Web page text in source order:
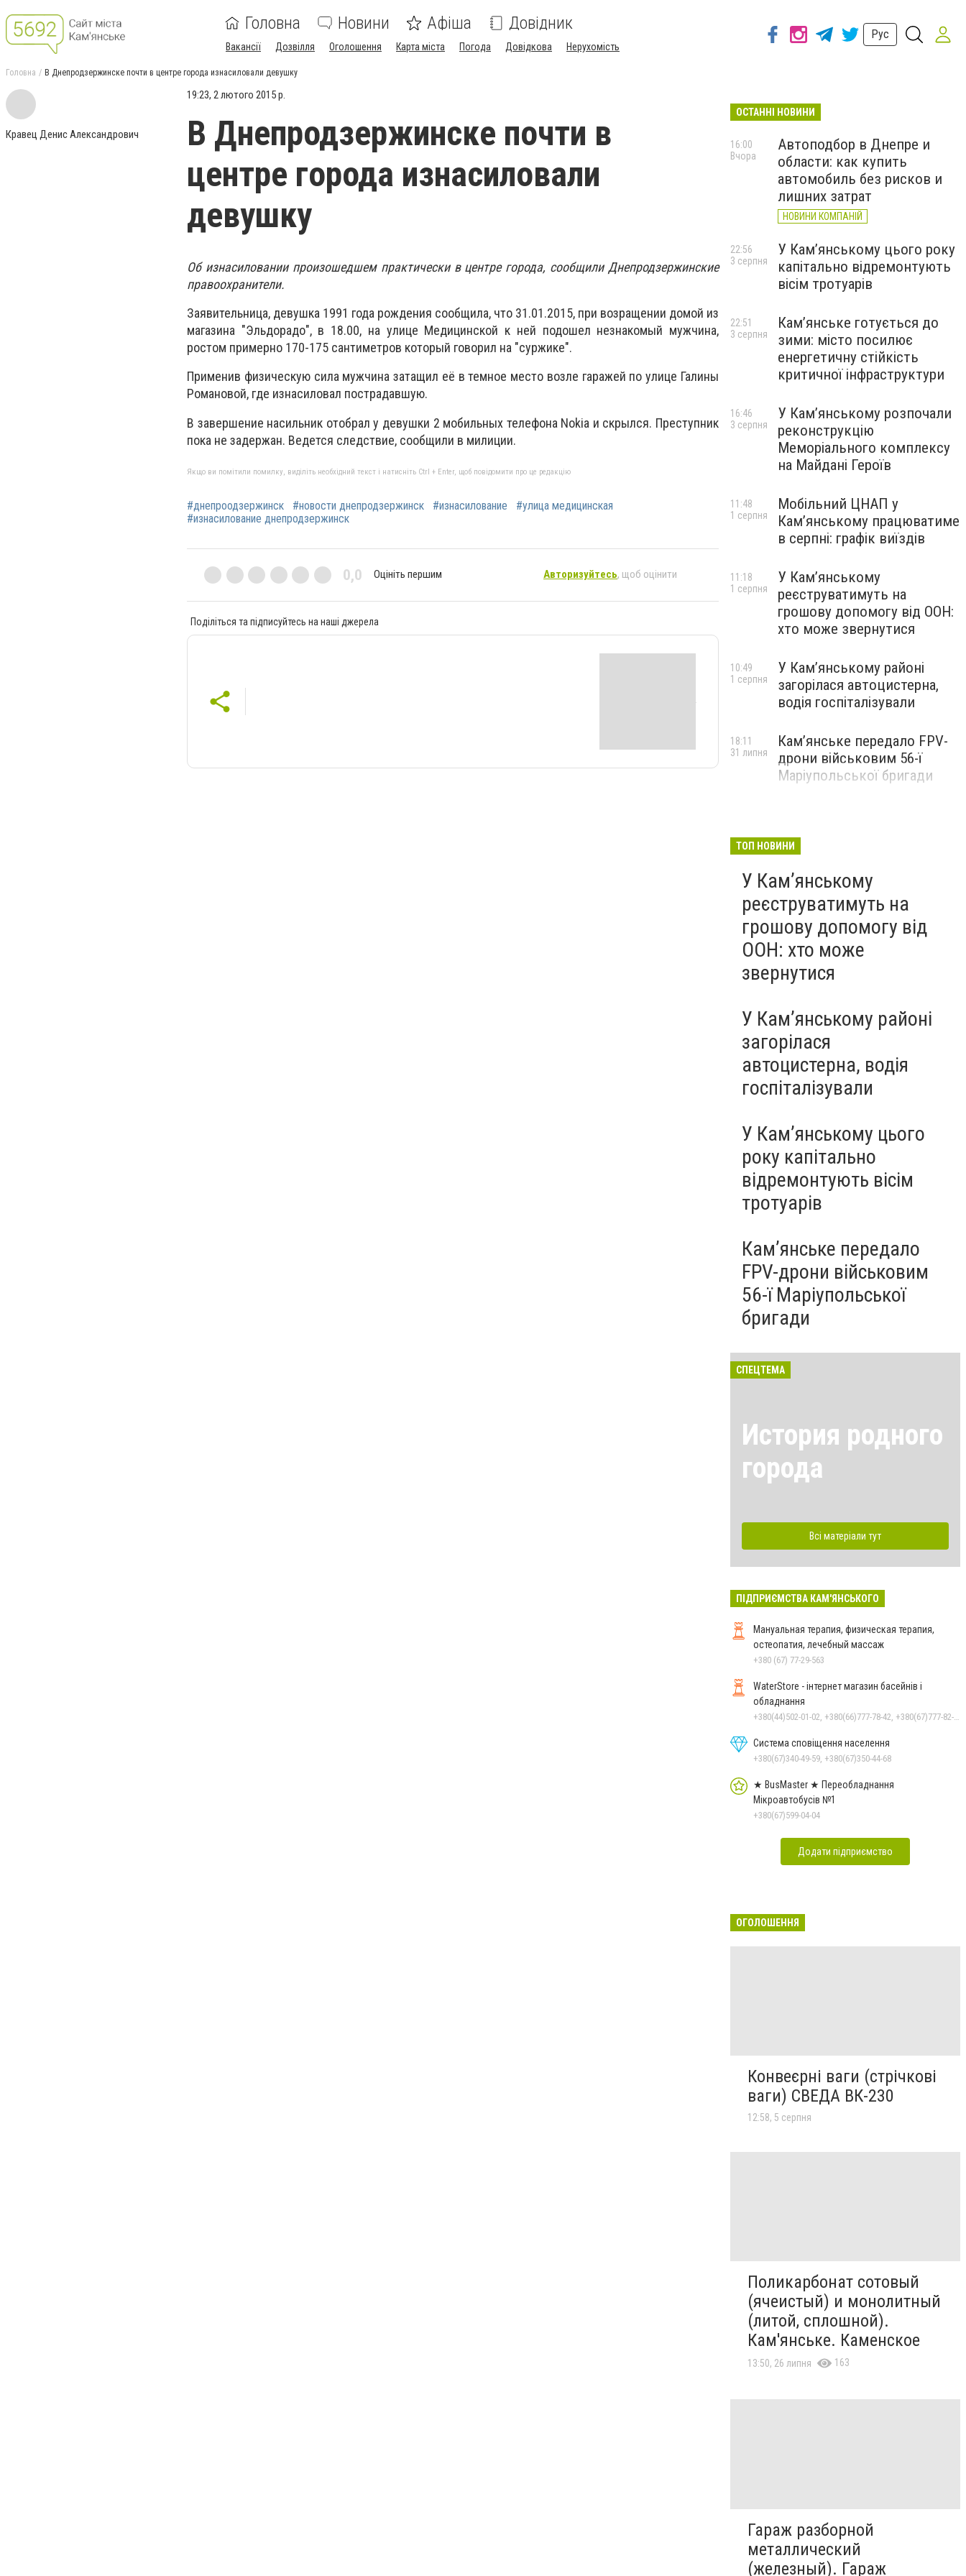
Головна Новини Афіша Довідник
Вакансії Дозвілля Оголошення Карта міста Погода Довідкова Нерухомість
Рус
Головна В Днепродзержинске почти в центре города изнасиловали девушку
Кравец Денис Александрович
19:23, 2 лютого 2015 р.
В Днепродзержинске почти в
центре города изнасиловали
девушку
Об изнасиловании произошедшем практически в центре города, сообщили Днепродзержинские
правоохранители.
Заявительница, девушка 1991 года рождения сообщила, что 31.01.2015, при возращении домой из
магазина "Эльдорадо", в 18.00, на улице Медицинской к ней подошел незнакомый мужчина,
ростом примерно 170-175 сантиметров который говорил на "суржике".
Применив физическую сила мужчина затащил её в темное место возле гаражей по улице Галины
Романовой, где изнасиловал пострадавшую.
В завершение насильник отобрал у девушки 2 мобильных телефона Nokia и скрылся. Преступник
пока не задержан. Ведется следствие, сообщили в милиции.
Якщо ви помітили помилку, виділіть необхідний текст і натисніть Ctrl + Enter, щоб повідомити про це редакцію
#днепроодзержинск #новости днепродзержинск #изнасилование
#улица медицинская
#изнасилование днепродзержинск
0,0 Оцініть першим Авторизуйтесь, щоб оцінити
Поділіться та підписуйтесь на наші джерела
ОСТАННІ НОВИНИ
Автоподбор в Днепре и
области: как купить
автомобиль без рисков и
лишних затрат
НОВИНИ КОМПАНІЙ
16:00
Вчора
У Кам’янському цього року
капітально відремонтують
вісім тротуарів
22:56
3 серпня
Кам’янське готується до
зими: місто посилює
енергетичну стійкість
критичної інфраструктури
22:51
3 серпня
У Кам’янському розпочали
реконструкцію
Меморіального комплексу
на Майдані Героїв
16:46
3 серпня
Мобільний ЦНАП у
Кам’янському працюватиме
в серпні: графік виїздів
11:48
1 серпня
У Кам’янському
реєструватимуть на
грошову допомогу від ООН:
хто може звернутися
11:18
1 серпня
У Кам’янському районі
загорілася автоцистерна,
водія госпіталізували
10:49
1 серпня
Кам’янське передало FPV-
дрони військовим 56-ї
Маріупольської бригади
18:11
31 липня
ТОП НОВИНИ
У Кам’янському
реєструватимуть на
грошову допомогу від
ООН: хто може
звернутися
У Кам’янському районі
загорілася
автоцистерна, водія
госпіталізували
У Кам’янському цього
року капітально
відремонтують вісім
тротуарів
Кам’янське передало
FPV-дрони військовим
56-ї Маріупольської
бригади
СПЕЦТЕМА
История родного
города
Всі матеріали тут
ПІДПРИЄМСТВА КАМ'ЯНСЬКОГО
Мануальная терапия, физическая терапия,
остеопатия, лечебный массаж
+380 (67) 77-29-563
WaterStore - інтернет магазин басейнів і
обладнання
Система сповіщення населення
+380(67)340-49-59, +380(67)350-44-68
★ BusMaster ★ Переобладнання
Мікроавтобусів №1
+380(67)599-04-04
Додати підприємство
ОГОЛОШЕННЯ
Конвеєрні ваги (стрічкові
ваги) СВЕДА ВК-230
12:58, 5 серпня
Поликарбонат сотовый
(ячеистый) и монолитный
(литой, сплошной).
Кам'янське. Каменское
13:50, 26 липня 163
Гараж разборной
металлический
(железный). Гараж